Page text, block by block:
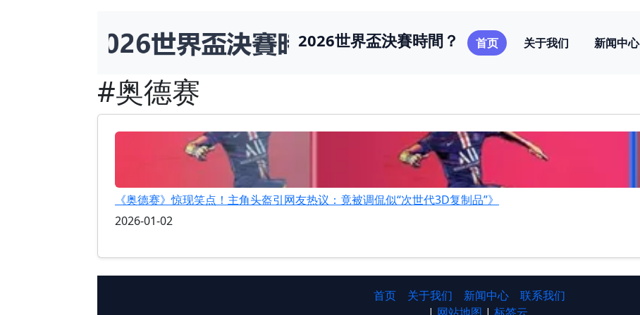
2026世界盃決賽時間？ 首页 关于我们 新闻中心
#奥德赛
《奥德赛》惊现笑点！主角头盔引网友热议：竟被调侃似“次世代3D复制品”》
2026-01-02
首页 关于我们 新闻中心
联系我们